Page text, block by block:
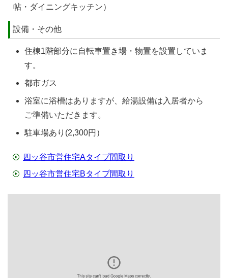
帖・ダイニングキッチン）
設備・その他
住棟1階部分に自転車置き場・物置を設置していま
す。
都市ガス
浴室に浴槽はありますが、給湯設備は入居者から
ご準備いただきます。
駐車場あり(2,300円）
四ッ谷市営住宅Aタイプ間取り
四ッ谷市営住宅Bタイプ間取り